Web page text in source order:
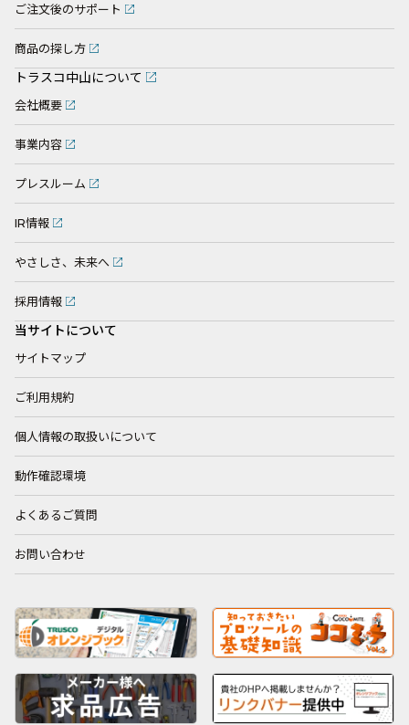
ご注文後のサポート
商品の探し方
トラスコ中山について
会社概要
事業内容
プレスルーム
IR情報
やさしさ、未来へ
採用情報
当サイトについて
サイトマップ
ご利用規約
個人情報の取扱いについて
動作確認環境
よくあるご質問
お問い合わせ